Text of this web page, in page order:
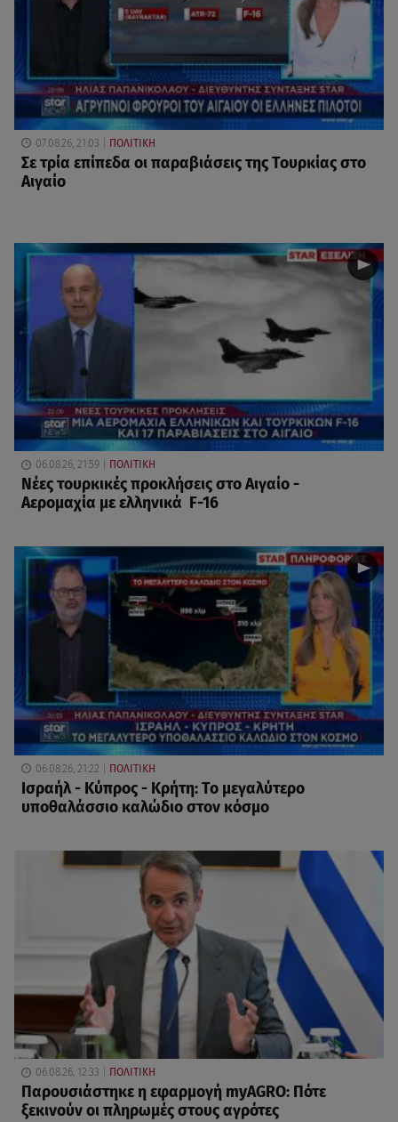
07.08.26, 21:03 ΠΟΛΙΤΙΚΗ
Σε τρία επίπεδα οι παραβιάσεις της Τουρκίας στο
Αιγαίο
06.08.26, 21:59 ΠΟΛΙΤΙΚΗ
Νέες τουρκικές προκλήσεις στο Αιγαίο -
Αερομαχία με ελληνικά F-16
06.08.26, 21:22 ΠΟΛΙΤΙΚΗ
Ισραήλ - Κύπρος - Κρήτη: Το μεγαλύτερο
υποθαλάσσιο καλώδιο στον κόσμο
06.08.26, 12:33 ΠΟΛΙΤΙΚΗ
Παρουσιάστηκε η εφαρμογή myAGRO: Πότε
ξεκινούν οι πληρωμές στους αγρότες